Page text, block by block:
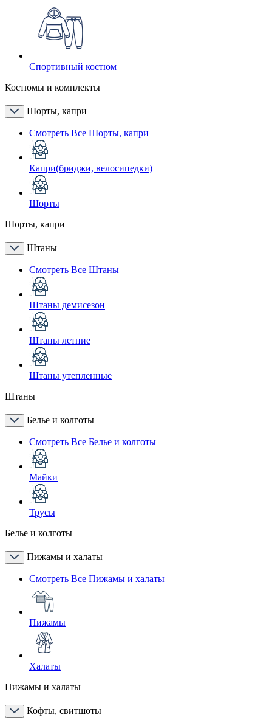
Спортивный костюм
Костюмы и комплекты
Шорты, капри
Смотреть Все Шорты, капри
Капри(бриджи, велосипедки)
Шорты
Шорты, капри
Штаны
Смотреть Все Штаны
Штаны демисезон
Штаны летние
Штаны утепленные
Штаны
Белье и колготы
Смотреть Все Белье и колготы
Майки
Трусы
Белье и колготы
Пижамы и халаты
Смотреть Все Пижамы и халаты
Пижамы
Халаты
Пижамы и халаты
Кофты, свитшоты